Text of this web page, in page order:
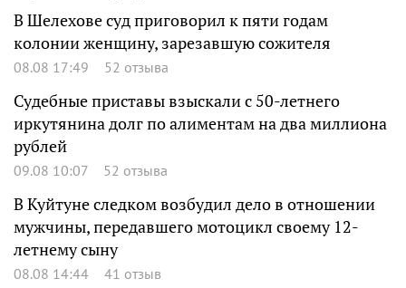
В Шелехове суд приговорил к пяти годам
колонии женщину, зарезавшую сожителя
08.08 17:49 52 отзыва
Судебные приставы взыскали с 50-летнего
иркутянина долг по алиментам на два миллиона
рублей
09.08 10:07 52 отзыва
В Куйтуне следком возбудил дело в отношении
мужчины, передавшего мотоцикл своему 12-
летнему сыну
08.08 14:44 41 отзыв